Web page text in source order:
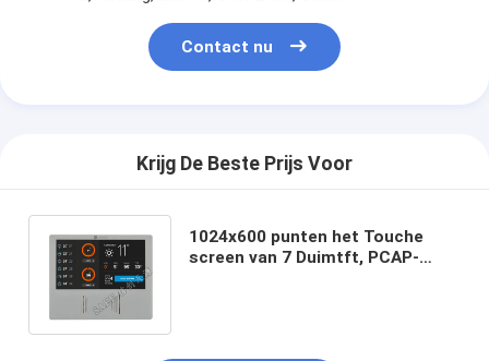
Contact nu
Krijg De Beste Prijs Voor
1024x600 punten het Touche
screen van 7 Duimtft, PCAP-